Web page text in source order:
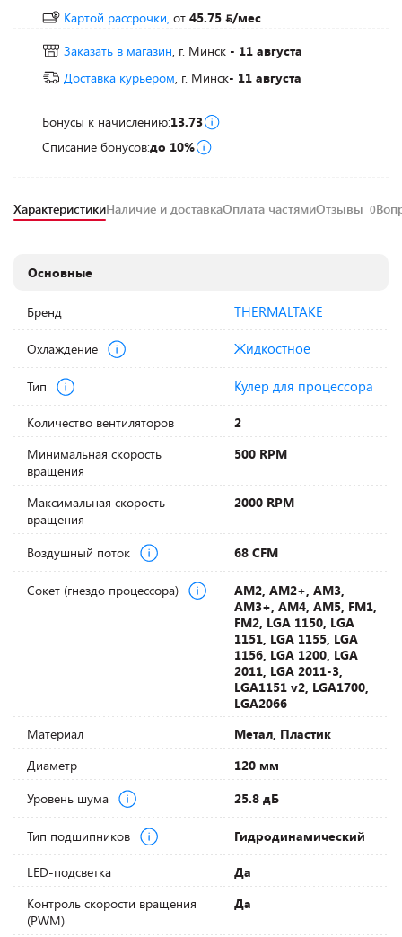
Картой рассрочки, от 45.75
/мес
Заказать в магазин, г. Минск - 11 августа
Доставка курьером, г. Минск- 11 августа
Бонусы к начислению:13.73
Списание бонусов:до 10%
ХарактеристикиНаличие и доставкаОплата частямиОтзывы 0
Основные
Бренд THERMALTAKE
Охлаждение Жидкостное
Тип Кулер для процессора
Количество вентиляторов
2
Минимальная скорость
вращения
500 RPM
Максимальная скорость
вращения
2000 RPM
Воздушный поток 68 CFM
Сокет (гнездо процессора)
AM2, AM2+, AM3,
AM3+, AM4, AM5, FM1,
FM2, LGA 1150, LGA
1151, LGA 1155, LGA
1156, LGA 1200, LGA
2011, LGA 2011-3,
LGA1151 v2, LGA1700,
LGA2066
Материал
Метал, Пластик
Диаметр
120 мм
Уровень шума
25.8 дБ
Тип подшипников Гидродинамический
LED-подсветка
Да
Контроль скорости вращения
(PWM)
Да